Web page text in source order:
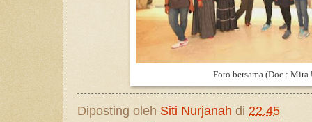
Foto bersama (Doc : Mira
Diposting oleh Siti Nurjanah di 22.45